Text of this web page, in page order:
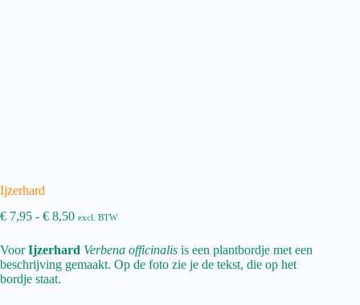
Ijzerhard
€ 7,95 - € 8,50Prijsklasse:
tot
€ 8,50
excl. BTW
VoorIjzerhard Verbena officinalis is een plantbordje met een
beschrijving gemaakt. Op de foto zie je de tekst, die op het
bordje staat.